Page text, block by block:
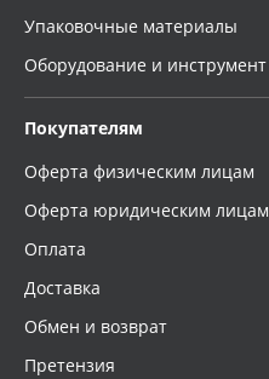
Упаковочные материалы
Оборудование и инструмент
Покупателям
Оферта физическим лицам
Оферта юридическим лицам
Оплата
Доставка
Обмен и возврат
Претензия